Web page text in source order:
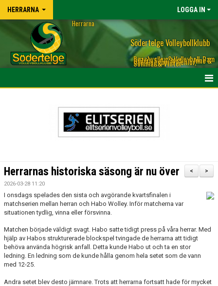
HERRARNA LOGGA IN
Södertelge Volleybollklubb
Beachvolley & Volleyboll, Dam
& Herr, Elit & Motion, Inne &
Ute, Ungdom & Senior,
Sommar & Vinter
Herrarna
TRUPPEN HERRLAGET & KONTAKT TILL TRÄNARE
BILDGALLERI
MATCHER
>
<
Herrarnas historiska säsong är nu över
2026-03-28 11:20
I onsdags spelades den sista och avgörande kvartsfinalen i
matchserien mellan herran och Habo Wolley. Inför matcherna var
situationen tydlig, vinna eller försvinna.
Matchen började väldigt svagt. Habo satte tidigt press på våra herrar. Med
hjälp av Habos strukturerade blockspel tvingade de herrarna att tidigt
behöva använda högrisk anfall. Detta kunde Habo ut och ta en stor
ledning. En ledning som de kunde hålla genom hela setet som de vann
med 12-25.
Andra setet blev desto jämnare. Trots att herrarna fortsatt hade för mycket